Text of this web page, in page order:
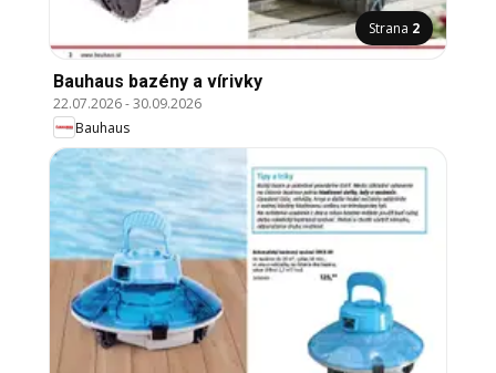
Strana 2
Bauhaus bazény a vírivky
22.07.2026-30.09.2026
Bauhaus